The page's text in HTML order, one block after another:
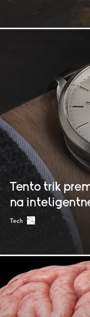
Tento trik
na
Tech